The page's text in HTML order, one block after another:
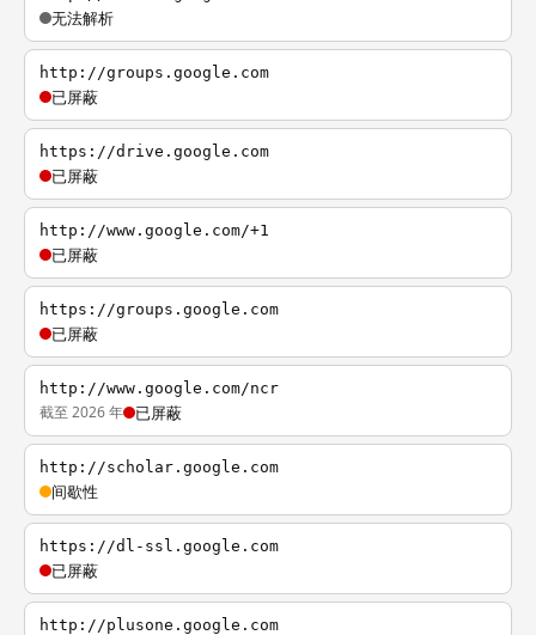
无法解析
http://groups.google.com
已屏蔽
https://drive.google.com
已屏蔽
http://www.google.com/+1
已屏蔽
https://groups.google.com
已屏蔽
http://www.google.com/ncr
截至 2026 年 已屏蔽
http://scholar.google.com
间歇性
https://dl-ssl.google.com
已屏蔽
http://plusone.google.com